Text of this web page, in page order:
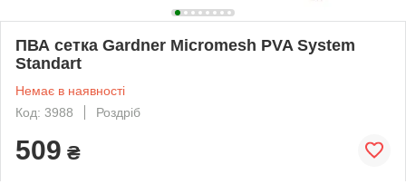
ПВА сетка Gardner Micromesh PVA System
Standart
Немає в наявності
Код: 3988
Роздріб
509 ₴